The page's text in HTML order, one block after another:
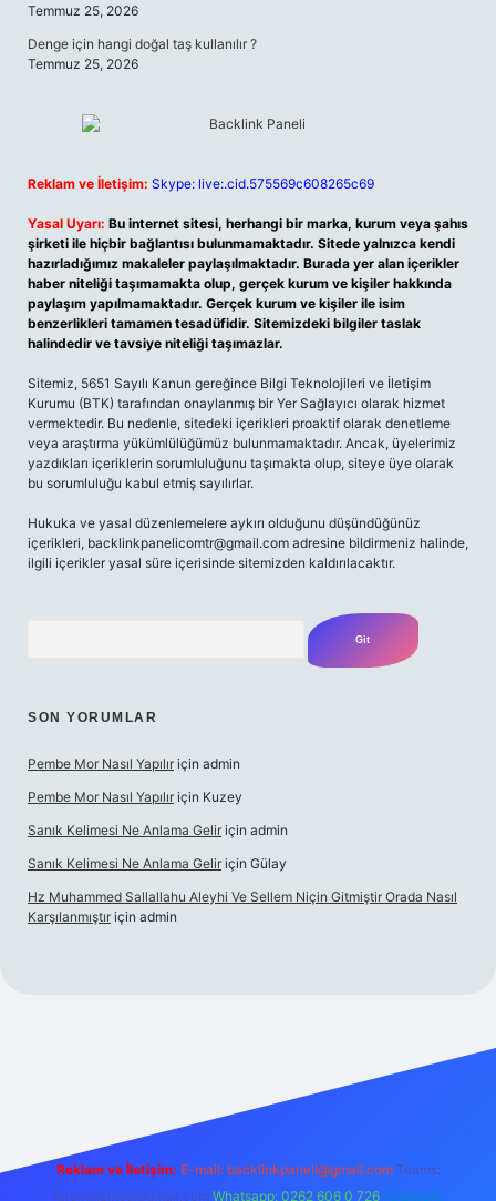
Temmuz 25, 2026
Denge için hangi doğal taş kullanılır ?
Temmuz 25, 2026
Reklam ve İletişim: Skype: live:.cid.575569c608265c69
Yasal Uyarı: Bu internet sitesi, herhangi bir marka, kurum veya şahıs
şirketi ile hiçbir bağlantısı bulunmamaktadır. Sitede yalnızca kendi
hazırladığımız makaleler paylaşılmaktadır. Burada yer alan içerikler
haber niteliği taşımamakta olup, gerçek kurum ve kişiler hakkında
paylaşım yapılmamaktadır. Gerçek kurum ve kişiler ile isim
benzerlikleri tamamen tesadüfidir. Sitemizdeki bilgiler taslak
halindedir ve tavsiye niteliği taşımazlar.
Sitemiz, 5651 Sayılı Kanun gereğince Bilgi Teknolojileri ve İletişim
Kurumu (BTK) tarafından onaylanmış bir Yer Sağlayıcı olarak hizmet
vermektedir. Bu nedenle, sitedeki içerikleri proaktif olarak denetleme
veya araştırma yükümlülüğümüz bulunmamaktadır. Ancak, üyelerimiz
yazdıkları içeriklerin sorumluluğunu taşımakta olup, siteye üye olarak
bu sorumluluğu kabul etmiş sayılırlar.
Hukuka ve yasal düzenlemelere aykırı olduğunu düşündüğünüz
içerikleri, backlinkpanelicomtr@gmail.com adresine bildirmeniz halinde,
ilgili içerikler yasal süre içerisinde sitemizden kaldırılacaktır.
SON YORUMLAR
Pembe Mor Nasıl Yapılır için admin
Pembe Mor Nasıl Yapılır için Kuzey
Sanık Kelimesi Ne Anlama Gelir için admin
Sanık Kelimesi Ne Anlama Gelir için Gülay
Hz Muhammed Sallallahu Aleyhi Ve Sellem Niçin Gitmiştir Orada Nasıl
Karşılanmıştır için admin
Reklam ve İletişim: E-mail: backlinkpaneli@gmail.com Teams:
forumhizmeti@gmail.com Whatsapp: 0262 606 0 726 Telegram: